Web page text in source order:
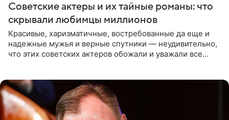
Советские актеры и их тайные романы: что
скрывали любимцы миллионов
Красивые, харизматичные, востребованные да еще и
надежные мужья и верные спутники — неудивительно,
что этих советских актеров обожали и уважали все